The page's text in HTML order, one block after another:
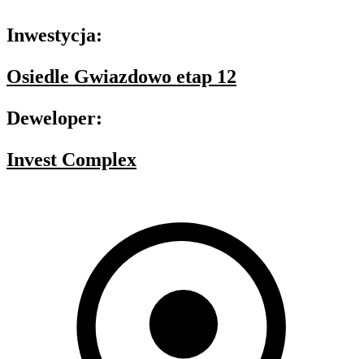
Inwestycja:
Osiedle Gwiazdowo etap 12
Deweloper:
Invest Complex